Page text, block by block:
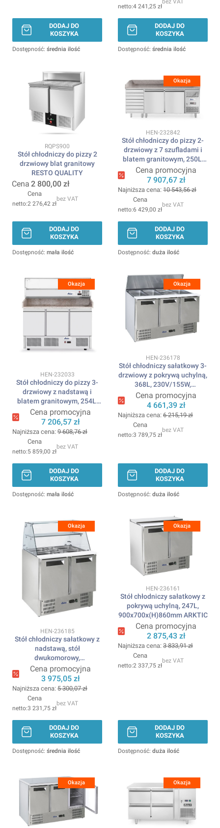
DODAJ DO
KOSZYKA
Dostępność: średnia ilość
4 241,25 zł
bez VAT
DODAJ DO
KOSZYKA
Dostępność: średnia ilość
Kod produktu
RQPS900
Stół chłodniczy do pizzy 2
drzwiowy blat granitowy
RESTO QUALITY
Cena 2 800,00 zł
Cena
2 276,42 zł
bez VAT
DODAJ DO
KOSZYKA
Dostępność: mała ilość
Okazja
Kod produktu
HEN-232842
Stół chłodniczy do pizzy 2-
drzwiowy z 7 szufladami i
blatem granitowym, 250L,
230V/250W,
2020x802x(H)1000mm
ARKTIC
Cena promocyjna
7 907,67 zł
Najniższa cena: 10 543,56 zł
Cena
6 429,00 zł
bez VAT
DODAJ DO
KOSZYKA
Dostępność: duża ilość
Okazja
Kod produktu
HEN-232033
Stół chłodniczy do pizzy 3-
drzwiowy z nadstawą i
blatem granitowym, 254L,
230V/400W,
1400x700x(H)1491mm
ARKTIC
Cena promocyjna
7 206,57 zł
Najniższa cena: 9 608,76 zł
Cena
5 859,00 zł
bez VAT
DODAJ DO
KOSZYKA
Dostępność: mała ilość
Okazja
Kod produktu
HEN-236178
Stół chłodniczy sałatkowy 3-
drzwiowy z pokrywą uchylną,
368L, 230V/155W,
1365x700x(H)860mm
ARKTIC
Cena promocyjna
4 661,39 zł
Najniższa cena: 6 215,19 zł
Cena
3 789,75 zł
bez VAT
DODAJ DO
KOSZYKA
Dostępność: duża ilość
Okazja
Kod produktu
HEN-236185
Stół chłodniczy sałatkowy z
nadstawą, stół
dwukomorowy,
900x695x(H)1270mm
ARKTIC
Cena promocyjna
3 975,05 zł
Najniższa cena: 5 300,07 zł
Cena
3 231,75 zł
bez VAT
DODAJ DO
KOSZYKA
Dostępność: średnia ilość
Okazja
Kod produktu
HEN-236161
Stół chłodniczy sałatkowy z
pokrywą uchylną, 247L,
900x700x(H)860mm ARKTIC
Cena promocyjna
2 875,43 zł
Najniższa cena: 3 833,91 zł
Cena
2 337,75 zł
bez VAT
DODAJ DO
KOSZYKA
Dostępność: duża ilość
Okazja Okazja